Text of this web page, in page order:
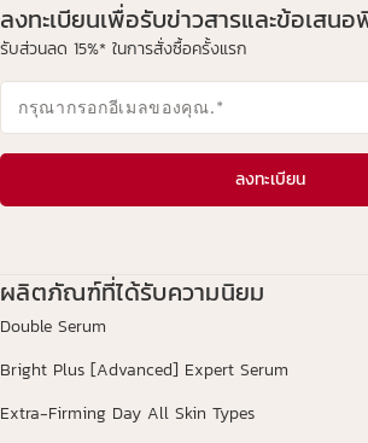
ลงทะเบียนเพื่อรับข่าวสารและข้อเสน
รับส่วนลด 15%* ในการสั่งซื้อครั้งแรก
กรุณากรอกอีเมลของคุณ.*
ลงทะเบียน
ผลิตภัณฑ์ที่ได้รับความนิยม
Double Serum
Bright Plus [Advanced] Expert Serum
Extra-Firming Day All Skin Types